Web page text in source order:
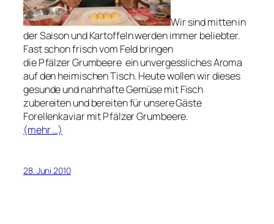
Wir sind mitten in
der Saison und Kartoffeln werden immer beliebter.
Fast schon frisch vom Feld bringen
die Pfälzer Grumbeere ein unvergessliches Aroma
auf den heimischen Tisch. Heute wollen wir dieses
gesunde und nahrhafte Gemüse mit Fisch
zubereiten und bereiten für unsere Gäste
Forellenkaviar mit Pfälzer Grumbeere.
(mehr …)
28. Juni 2010